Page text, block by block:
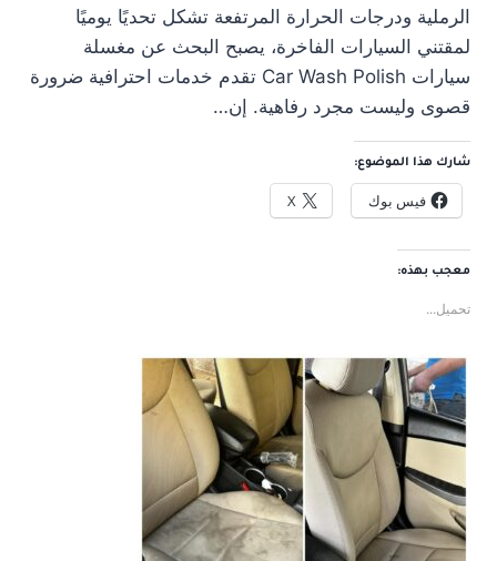
الرملية ودرجات الحرارة المرتفعة تشكل تحديًا يوميًا
لمقتني السيارات الفاخرة، يصبح البحث عن مغسلة
سيارات Car Wash Polish تقدم خدمات احترافية ضرورة
قصوى وليست مجرد رفاهية. إن…
شارك هذا الموضوع:
فيس بوك X
معجب بهذه:
تحميل...